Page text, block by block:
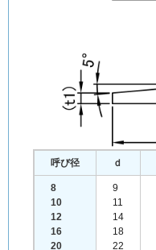
呼び径 ｄ
8
10
12
16
20
9
11
14
18
22